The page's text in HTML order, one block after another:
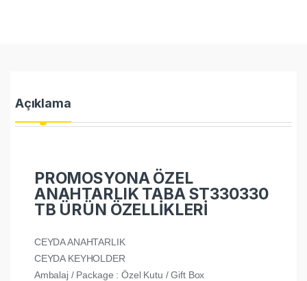
Açıklama
PROMOSYONA ÖZEL
ANAHTARLIK TABA ST330330
TB ÜRÜN ÖZELLİKLERİ
CEYDA ANAHTARLIK
CEYDA KEYHOLDER
Ambalaj / Package : Özel Kutu / Gift Box